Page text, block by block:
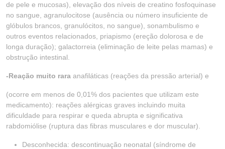
de pele e mucosas), elevação dos níveis de creatino fosfoquinase
no sangue, agranulocitose (ausência ou número insuficiente de
glóbulos brancos, granulócitos, no sangue), sonambulismo e
outros eventos relacionados, priapismo (ereção dolorosa e de
longa duração); galactorreia (eliminação de leite pelas mamas) e
obstrução intestinal.
-Reação muito rara anafiláticas (reações da pressão arterial) e
(ocorre em menos de 0,01% dos pacientes que utilizam este
medicamento): reações alérgicas graves incluindo muita
dificuldade para respirar e queda abrupta e significativa
rabdomiólise (ruptura das fibras musculares e dor muscular).
Desconhecida: descontinuação neonatal (síndrome de